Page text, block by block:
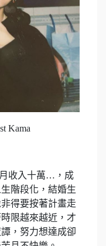
Kama
收入十萬…，成
階段化，結婚生
得要按著計畫走
限越來越近，才
，努力想達成卻